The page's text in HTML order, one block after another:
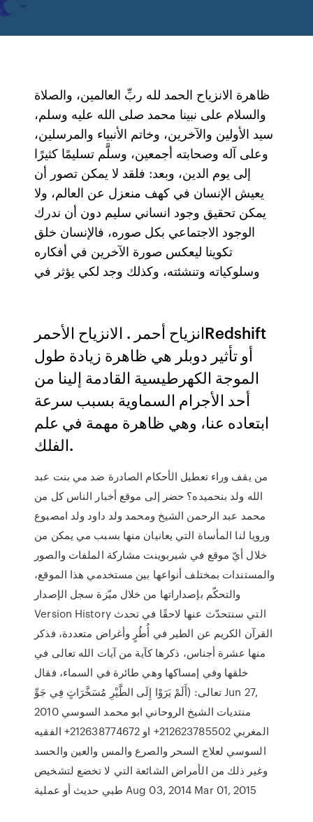
ظاهرة الانزياح الحمد لله ربِّ العالمين، والصلاة
والسلام على نبينا محمد صلى الله عليه وسلم،
سيد الأولين والآخرين، وخاتم الأنبياء والمرسلين،
وعلى آله وصحابته أجمعين، وسلَّم تسليمًا كثيرًا
إلى يوم الدين، وبعد: فلقد لا يمكن تصور أن
يعيش الإنسان في كهف منعزل عن العالم، ولا
يمكن تحقيق وجود انساني سليم دون أن ندرك
الوجود الاجتماعي بكل صوره، فالإنسان خلق
تكوينا ليعكس صورة الآخرين في أفكاره
وسلوكياته وتنشئته، وكذلك وجد لكي يؤثر في
انزياح أحمر . الانزياح الأحمرRedshift
أو تأثير دوبلر هي ظاهرة زيادة طول
الموجة الكهرطيسية القادمة إلينا من
أحد الأجرام السماوية بسبب سرعة
ابتعاده عنا، وهي ظاهرة مهمة في علم
الفلك.
من يقف وراء تعطيل الأحكام الصادرة ضد مي بنت عبد
الله ولد بنحميده؟ حضر إلى موقع أخبار الناس كل من
محمد عبد الرحمن الشيخ ومحمد ولد داود ولد امصبوع
ورويا لنا المأساة التي يعانيان منها بسبب مي يمكن من
خلال أيّ موقع في شيربوينت مشاركة الملفات والصور
والمستندات بمختلف أنواعها بين مستخدمي هذا الموقع،
والتحكّم بإصداراتها من خلال ميّزة سجل الإصدار
Version History التي سنتحدّث عنها لاحقًا في تحدث
القرآن الكريم عن الطير في أُطُرٍ وأغراض متعددة، فذكر
منها عشرة أجناس، ذكرها كآية من آيات الله تعالى في
خلقها وفي إمساكها وهي طائرة في السماء، فقال
تعالى: (أَلَمْ يَرَوْا إِلَى الطَّيْرِ مُسَخَّرَاتٍ فِي جَوِّ Jun 27,
2010 منتديات الشيخ الروحاني ابو محمد السوسي
المغربي 212623785502+ او 212638774672+ الفقيه
السوسي لعلاج السحر والصرع والمس والعين والحسد
وغير ذلك من الأمراض الشائعة التي لا تخضع لتشخيص
طبي حديث أو عملية Aug 03, 2014 Mar 01, 2015